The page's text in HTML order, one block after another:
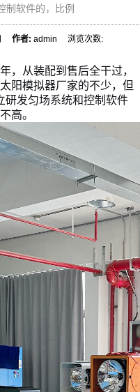
制软件的，比例
作者: admin 浏览次数:
，从装配到售后全干过，
阳模拟器厂家的不少，但
研发匀场系统和控制软件
高。